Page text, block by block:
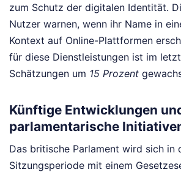
zum Schutz der digitalen Identität.
Nutzer warnen, wenn ihr Name in
Kontext auf Online-Plattformen
für diese Dienstleistungen ist im
Schätzungen um 15 Prozent
Künftige Entwicklungen
parlamentarische
Das britische Parlament wird sich in
Sitzungsperiode mit einem